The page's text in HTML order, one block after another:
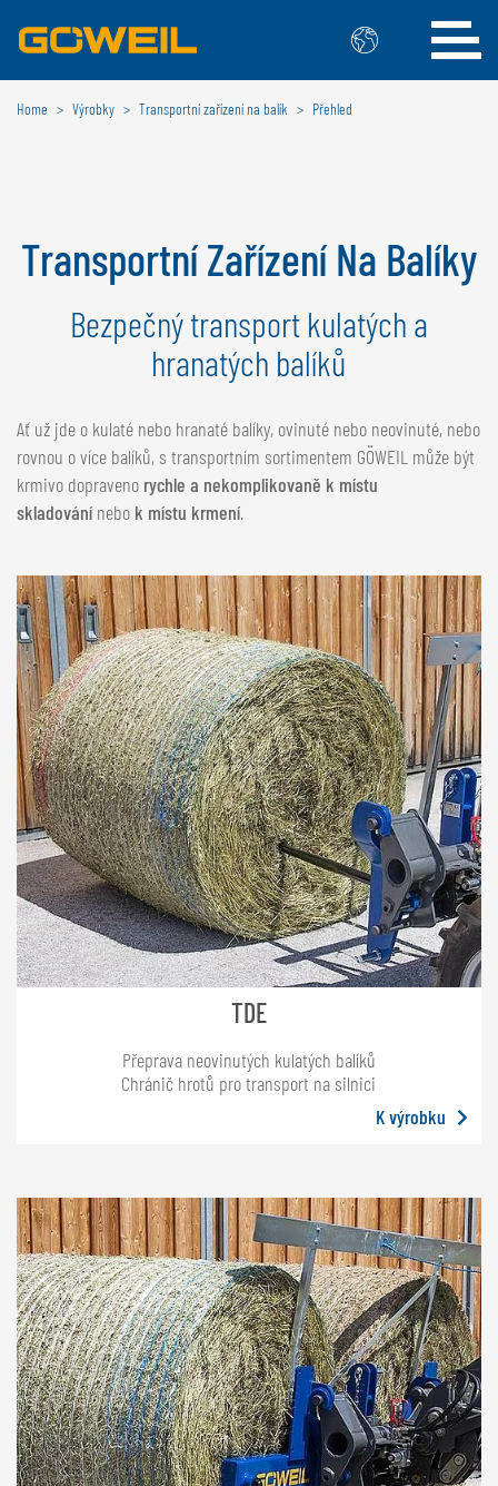
Zvolte Váš jazyk / Vaši zemi
GÖWEIL
DEUTSCH
ENGLISH
FRANÇAIS
ESPAÑOL
POLSKI
ČESKÝ
BELGIE
GÖWEIL BNL
NEDERLANDS
DEUTSCH
ŠVÝCARSKO
GÖWEIL Schweiz
DEUTSCH
FRANÇAIS
Home Výrobky Transportní zařízení na balík Přehled
Transportní Zařízení Na Balíky
Bezpečný transport kulatých a
hranatých balíků
Ať už jde o kulaté nebo hranaté balíky, ovinuté nebo neovinuté, nebo
rovnou o více balíků, s transportním sortimentem GÖWEIL může být
krmivo dopraveno rychle a nekomplikovaně k místu
skladování nebo k místu krmení.
TDE
Přeprava neovinutých kulatých balíků
Chránič hrotů pro transport na silnici
K výrobku